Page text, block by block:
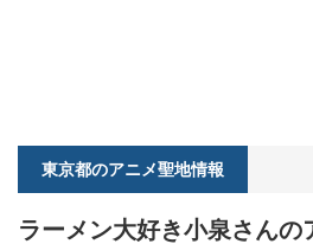
東京都のアニメ聖地情報
ラーメン大好き小泉さんの